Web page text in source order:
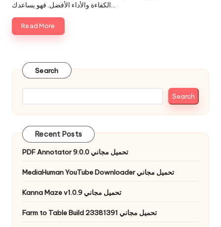
الكفاءة والأداء الأفضل. فهو يساعدك…
Read More
Search
Search
Recent Posts
PDF Annotator 9.0.0 تحميل مجاني
MediaHuman YouTube Downloader تحميل مجاني
Kanna Maze v1.0.9 تحميل مجاني
Farm to Table Build 23381391 تحميل مجاني